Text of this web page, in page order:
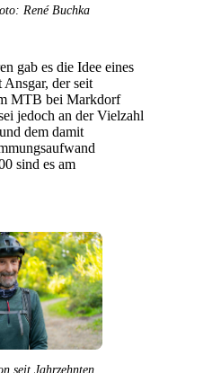
René Buchka
gab es die Idee eines
der seit
MTB bei Markdorf
jedoch an der Vielzahl
dem damit
sind es am
seit Jahrzehnten